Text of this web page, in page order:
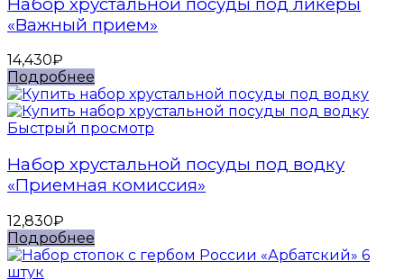
«Важный прием»
14,430₽
Подробнее
Быстрый просмотр
Набор хрустальной посуды под водку
«Приемная комиссия»
12,830₽
Подробнее